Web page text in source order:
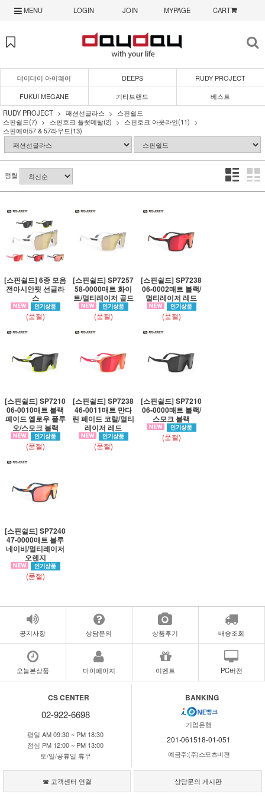
MENU LOGIN JOIN MYPAGE CART
데이데이 아이웨어 DEEPS
RUDY PROJECT
FUKUI MEGANE
기타브랜드
베스트
RUDY PROJECT
패션선글라스
스핀쉴드
스핀쉴드(7) 스핀호크 플랫메탈(2) 스핀호크 아웃라인(11)
스핀에어57 & 57라우드(13)
정렬
[스핀쉴드] 6종 모음
전아시안핏 선글라
스
(품절)
[스핀쉴드] SP7257
58-0000매트 화이
트/멀티레이저 골드
(품절)
[스핀쉴드] SP7238
06-0002매트 블랙/
멀티레이저 레드
(품절)
[스핀쉴드] SP7210
06-0010매트 블랙
페이드 옐로우 플루
오/스모크 블랙
(품절)
[스핀쉴드] SP7238
46-0011매트 만다
린 페이드 코랄/멀티
레이저 레드
(품절)
[스핀쉴드] SP7210
06-0000매트 블랙/
스모크 블랙
(품절)
[스핀쉴드] SP7240
47-0000매트 블루
네이비/멀티레이저
오렌지
(품절)
공지사항 상담문의 상품후기 배송조회
오늘본상품 마이페이지 이벤트 PC버전
CS CENTER
02-922-6698
평일 AM 09:30 ~ PM 18:30
점심 PM 12:00 ~ PM 13:00
토/일/공휴일 휴무
BANKING
기업은행
201-061518-01-051
예금주:(주)스포츠비젼
☎ 고객센터 연결 상담문의 게시판